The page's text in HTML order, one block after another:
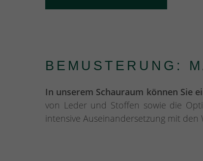
BEMUSTERUNG:
In unserem Schauraum können Sie
von Leder und Stoffen sowie die
intensive Auseinandersetzung mit